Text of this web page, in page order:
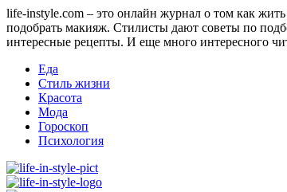
life-instyle.com – это онлайн журнал о том как
подобрать макияж. Стилисты дают советы по
интересные рецепты. И еще много интересного
Еда
Стиль жизни
Красота
Мода
Гороскоп
Психология